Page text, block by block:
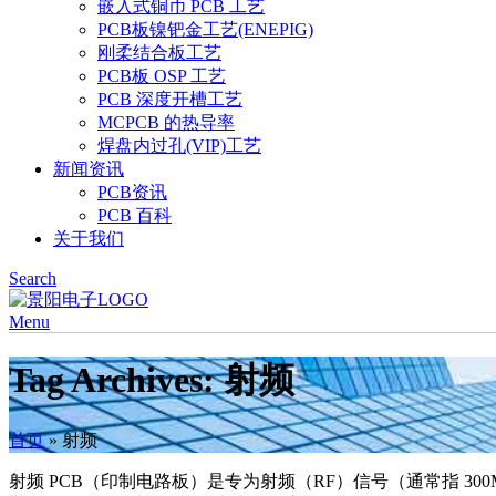
嵌入式铜币 PCB 工艺
PCB板镍钯金工艺(ENEPIG)
刚柔结合板工艺
PCB板 OSP 工艺
PCB 深度开槽工艺
MCPCB 的热导率
焊盘内过孔(VIP)工艺
新闻资讯
PCB资讯
PCB 百科
关于我们
Search
Menu
Tag Archives: 射频
首页»射频
射频 PCB（印制电路板）是专为射频（RF）信号（通常指